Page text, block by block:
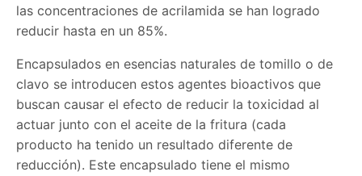
las concentraciones de acrilamida se han logrado
reducir hasta en un 85%.
Encapsulados en esencias naturales de tomillo o de
clavo se introducen estos agentes bioactivos que
buscan causar el efecto de reducir la toxicidad al
actuar junto con el aceite de la fritura (cada
producto ha tenido un resultado diferente de
reducción). Este encapsulado tiene el mismo